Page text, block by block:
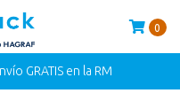
GRATIS en la RM
0